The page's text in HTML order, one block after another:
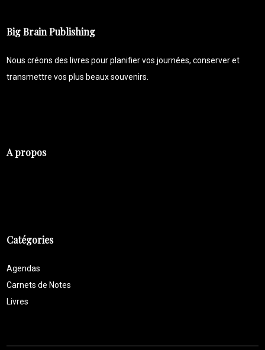
Big Brain Publishing
Nous créons des livres pour planifier vos journées, conserver et
transmettre vos plus beaux souvenirs.
A propos
Catégories
Agendas
Carnets de Notes
Livres